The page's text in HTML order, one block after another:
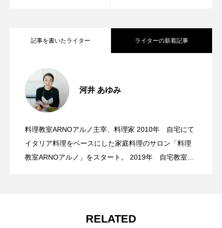
記事を書いたライター ライターの新着記事
河井 あゆみ
料理教室ARNOアルノ主宰、料理家 2010年 自宅にて
イタリア料理をベースにした家庭料理のサロン「料理
教室ARNOアルノ」をスタート。 2019年 自宅教室に
2025.11.18
2025.05.23
て楽しむ
2025.02.11 陰干しされた濃縮感あるパッシートにス
RELATED